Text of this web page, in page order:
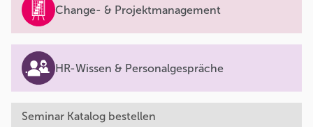
Change- & Projektmanagement
HR-Wissen & Personalgespräche
Seminar Katalog bestellen